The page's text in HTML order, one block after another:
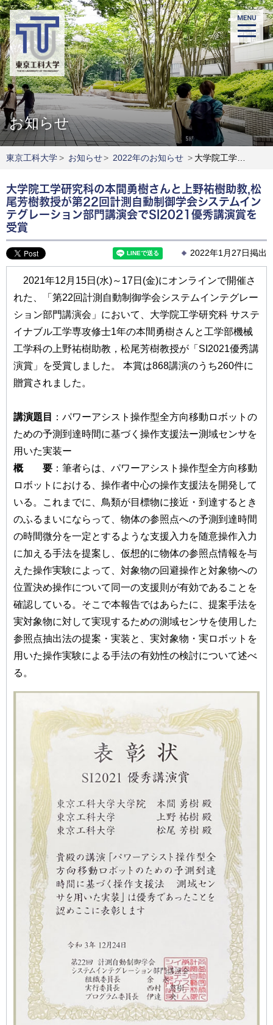
お知らせ
東京工科大学> お知らせ> 2022年のお知らせ > 大学院工学研究科の本間勇樹さんと上野祐樹助教,松尾芳樹教授が第22回計測自動制御学会システムインテグレーション部門講演会でSI2021優秀講演賞を受賞
大学院工学研究科の本間勇樹さんと上野祐樹助教,松
尾芳樹教授が第22回計測自動制御学会システムイン
テグレーション部門講演会でSI2021優秀講演賞を
受賞
2022年1月27日掲出
2021年12月15日(水)～17日(金)にオンラインで開催さ
れた、「第22回計測自動制御学会システムインテグレー
ション部門講演会」において、大学院工学研究科 サステ
イナブル工学専攻修士1年の本間勇樹さんと工学部機械
工学科の上野祐樹助教，松尾芳樹教授が「SI2021優秀講
演賞」を受賞しました。 本賞は868講演のうち260件に
贈賞されました。
講演題目
：パワーアシスト操作型全方向移動ロボットの
ための予測到達時間に基づく操作支援法ー測域センサを
用いた実装ー
概 要 ：筆者らは、パワーアシスト操作型全方向移動
ロボットにおける、操作者中心の操作支援法を開発して
いる。これまでに、鳥類が目標物に接近・到達するとき
のふるまいにならって、物体の参照点への予測到達時間
の時間微分を一定とするような支援入力を随意操作入力
に加える手法を提案し、仮想的に物体の参照点情報を与
えた操作実験によって、対象物の回避操作と対象物への
位置決め操作について同一の支援則が有効であることを
確認している。そこで本報告ではあらたに、提案手法を
実対象物に対して実現するための測域センサを使用した
参照点抽出法の提案・実装と、実対象物・実ロボットを
用いた操作実験による手法の有効性の検討について述べ
る。